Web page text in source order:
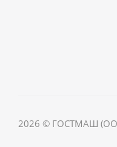
2026 © ГОСТМАШ